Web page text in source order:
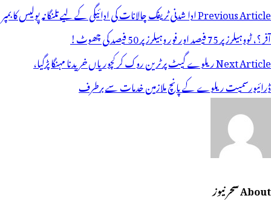
پوسٹوں
کی
نیویگیشن
Previous Articleادا شدنی ٹریفک چالانات کی ادائیگی کے لیے تلنگانہ پولیس کا بمپر
آفر ؟، ٹووہیلرز پر 75 فیصد اور فور وہیلرز پر 50 فیصد کی چھوٹ!
Next Articleریلوے گیٹ پر ٹرین روک کر کچوریاں خریدنا مہنگا پڑگیا،
ڈرائیورسمیت ریلوے کے پانچ ملازمین خدمات سے برطرف
About سحر نیوز